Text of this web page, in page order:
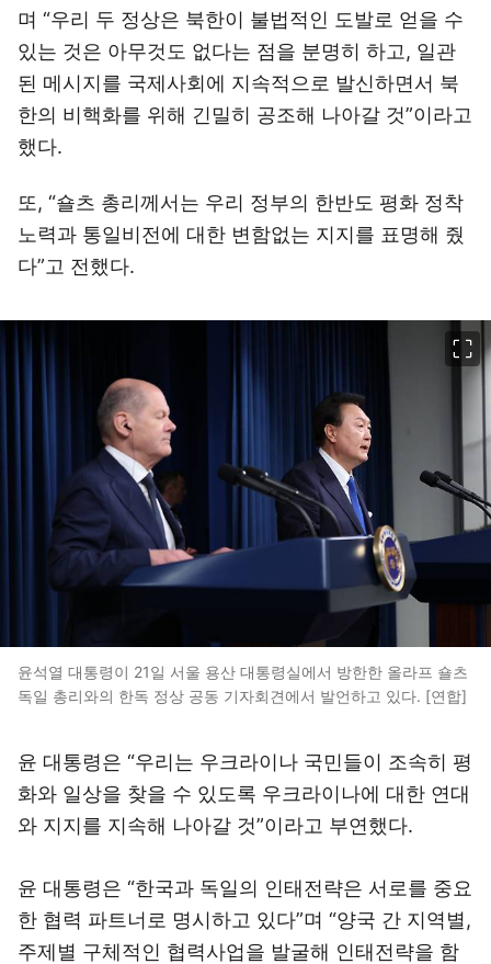
며 “우리 두 정상은 북한이 불법적인 도발로 얻을 수
있는 것은 아무것도 없다는 점을 분명히 하고, 일관
된 메시지를 국제사회에 지속적으로 발신하면서 북
한의 비핵화를 위해 긴밀히 공조해 나아갈 것”이라고
했다.
또, “숄츠 총리께서는 우리 정부의 한반도 평화 정착
노력과 통일비전에 대한 변함없는 지지를 표명해 줬
다”고 전했다.
윤석열 대통령이 21일 서울 용산 대통령실에서 방한한 올라프 숄츠
독일 총리와의 한독 정상 공동 기자회견에서 발언하고 있다. [연합]
윤 대통령은 “우리는 우크라이나 국민들이 조속히 평
화와 일상을 찾을 수 있도록 우크라이나에 대한 연대
와 지지를 지속해 나아갈 것”이라고 부연했다.
윤 대통령은 “한국과 독일의 인태전략은 서로를 중요
한 협력 파트너로 명시하고 있다”며 “양국 간 지역별,
주제별 구체적인 협력사업을 발굴해 인태전략을 함